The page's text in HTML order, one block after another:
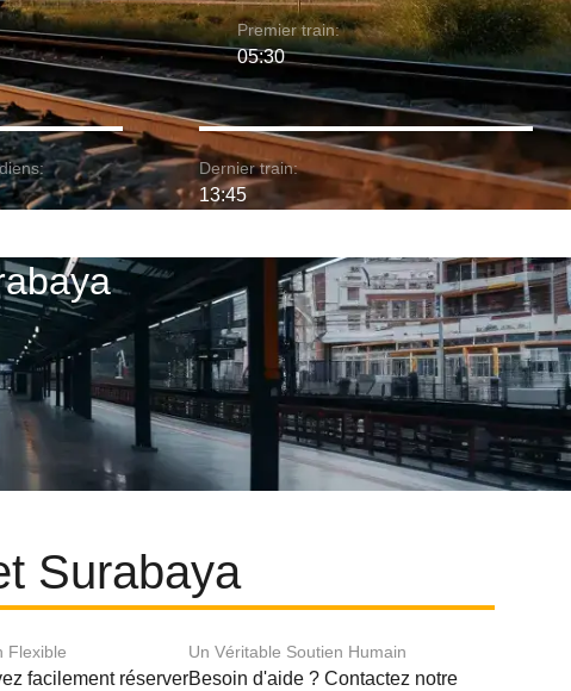
Premier train:
05:30
Dernier train:
13:45
Surabaya
Flexible
facilement réserver
Un Véritable Soutien Humain
Besoin d'aide ? Contactez notre